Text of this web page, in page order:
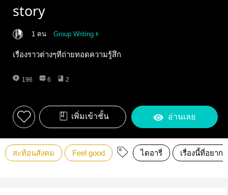
story
1 คน Group Writing
เรื่องราวต่างๆที่ถ่ายทอดความรู้สึก
196 6 2
เพิ่มเข้าชั้น อ่านเลย
สะท้อนสังคม Feel good ไดอารี่ เรื่องนี้ที่อยาก